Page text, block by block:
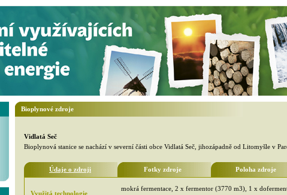
Bioplynové zdroje
Vidlatá Seč
Bioplynová stanice se nachází v severní části obce Vidlatá Seč, jihozápadně od Litomyšle v
Údaje o zdroji Fotky zdroje Poloha zdroje
Využitá technologie
mokrá fermentace, 2 x fermentor (3770 m3), 1 x